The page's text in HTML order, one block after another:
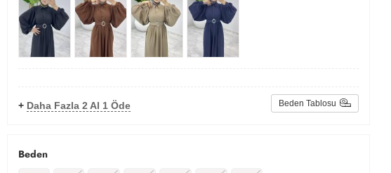
+ Daha Fazla 2 Al 1 Öde Beden Tablosu
Beden